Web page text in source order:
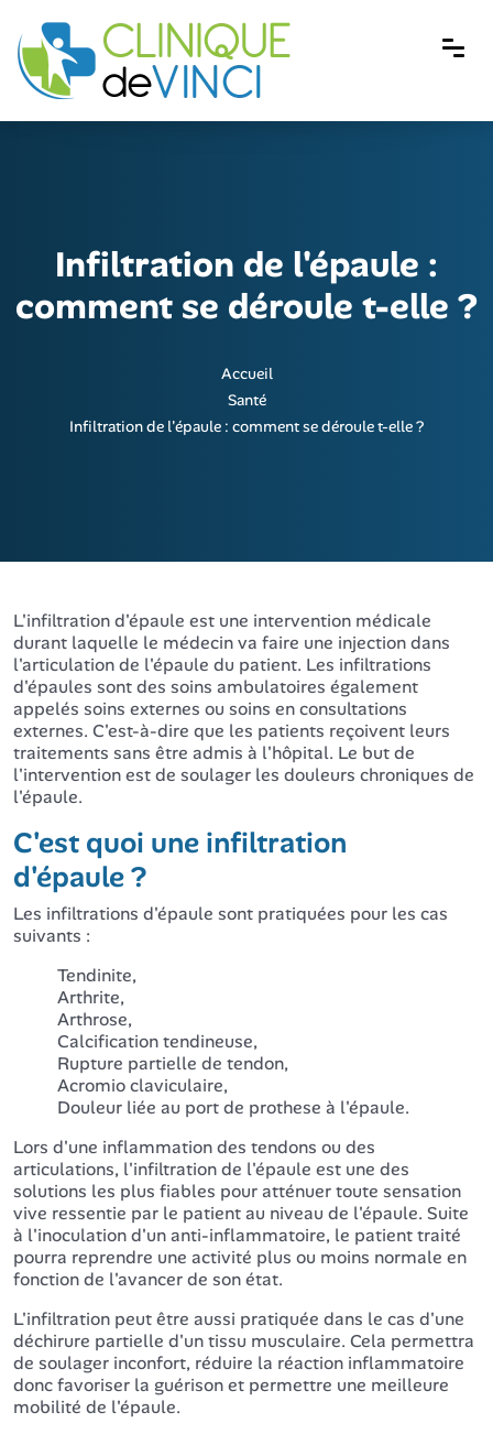
Infiltration de l'épaule :
comment se déroule t-elle ?
Accueil
Santé
Infiltration de l'épaule : comment se déroule t-elle ?
L'infiltration d'épaule est une intervention médicale
durant laquelle le médecin va faire une injection dans
l'articulation de l'épaule du patient. Les infiltrations
d'épaules sont des soins ambulatoires également
appelés soins externes ou soins en consultations
externes. C'est-à-dire que les patients reçoivent leurs
traitements sans être admis à l'hôpital. Le but de
l'intervention est de soulager les douleurs chroniques de
l'épaule.
C'est quoi une infiltration
d'épaule ?
Les infiltrations d'épaule sont pratiquées pour les cas
suivants :
Tendinite,
Arthrite,
Arthrose,
Calcification tendineuse,
Rupture partielle de tendon,
Acromio claviculaire,
Douleur liée au port de prothese à l'épaule.
Lors d'une inflammation des tendons ou des
articulations, l'infiltration de l'épaule est une des
solutions les plus fiables pour atténuer toute sensation
vive ressentie par le patient au niveau de l'épaule. Suite
à l'inoculation d'un anti-inflammatoire, le patient traité
pourra reprendre une activité plus ou moins normale en
fonction de l'avancer de son état.
L'infiltration peut être aussi pratiquée dans le cas d'une
déchirure partielle d'un tissu musculaire. Cela permettra
de soulager inconfort, réduire la réaction inflammatoire
donc favoriser la guérison et permettre une meilleure
mobilité de l'épaule.